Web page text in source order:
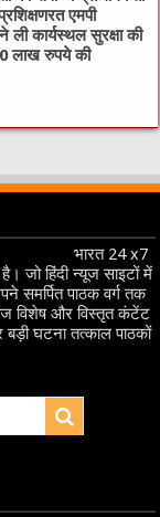
एमपी
कार्यस्थल सुरक्षा की
लाख रुपये की
भारत 24 x7
जो हिंदी न्यूज साइटों में
समर्पित पाठक वर्ग तक
विशेष और विस्तृत कंटेंट
घटना तत्काल पाठकों